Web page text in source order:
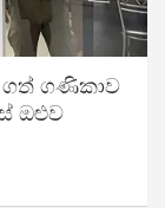
ගත් ගණිකාව
ඔළුව